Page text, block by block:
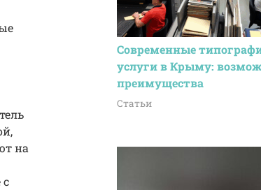
на
Современные
услуги в Крыму:
преимущества
Статьи